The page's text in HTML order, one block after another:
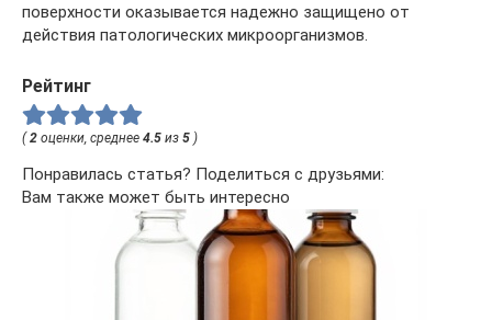
поверхности оказывается надежно защищено от
действия патологических микроорганизмов.
Рейтинг
(2 оценки, среднее 4.5 из 5 )
Понравилась статья? Поделиться с друзьями:
Вам также может быть интересно